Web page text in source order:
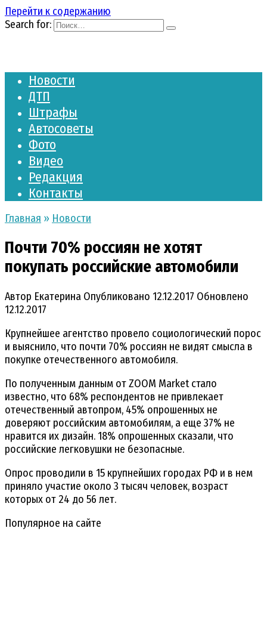
Перейти к содержанию
Search for:
Новости
ДТП
Штрафы
Автосоветы
Фото
Видео
Редакция
Контакты
Главная » Новости
Почти 70% россиян не хотят
покупать российские автомобили
Автор Екатерина Опубликовано 12.12.2017 Обновлено
12.12.2017
Крупнейшее агентство провело социологический порос
и выяснило, что почти 70% россиян не видят смысла в
покупке отечественного автомобиля.
По полученным данным от ZOOM Market стало
известно, что 68% респондентов не привлекает
отечественный автопром, 45% опрошенных не
доверяют российским автомобилям, а еще 37% не
нравится их дизайн. 18% опрошенных сказали, что
российские легковушки не безопасные.
Опрос проводили в 15 крупнейших городах РФ и в нем
приняло участие около 3 тысяч человек, возраст
которых от 24 до 56 лет.
Популярное на сайте